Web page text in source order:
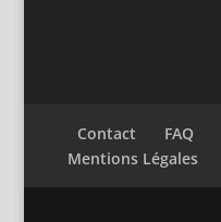
Contact FAQ
Mentions Légales